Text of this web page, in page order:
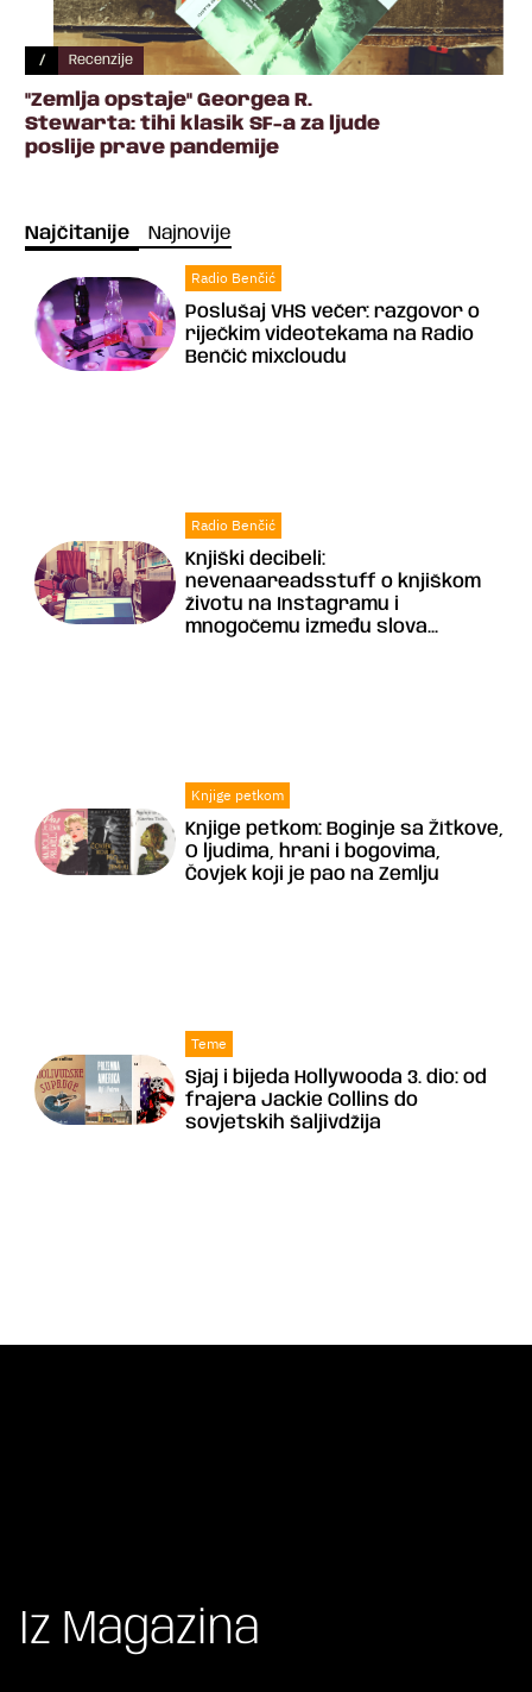
/ Recenzije
"Zemlja opstaje" Georgea R.
Stewarta: tihi klasik SF-a za ljude
poslije prave pandemije
Najčitanije Najnovije
Radio Benčić
Poslušaj VHS večer: razgovor o
riječkim videotekama na Radio
Benčić mixcloudu
Radio Benčić
Knjiški decibeli:
nevenaareadsstuff o knjiškom
životu na Instagramu i
mnogočemu između slova...
Knjige petkom
Knjige petkom: Boginje sa Žítkove,
O ljudima, hrani i bogovima,
Čovjek koji je pao na Zemlju
Teme
Sjaj i bijeda Hollywooda 3. dio: od
frajera Jackie Collins do
sovjetskih šaljivdžija
Iz Magazina